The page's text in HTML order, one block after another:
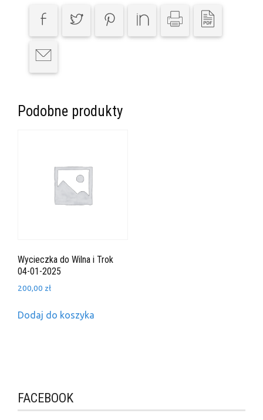
Trok
2020
Podobne produkty
Wycieczka do Wilna i Trok
04-01-2025
200,00 zł
Dodaj do koszyka
FACEBOOK